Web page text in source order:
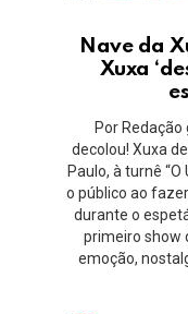
Nave da
Xuxa
Por
decolou! Xuxa
Paulo, à turnê
o público ao
durante o
primeiro show
emoção,